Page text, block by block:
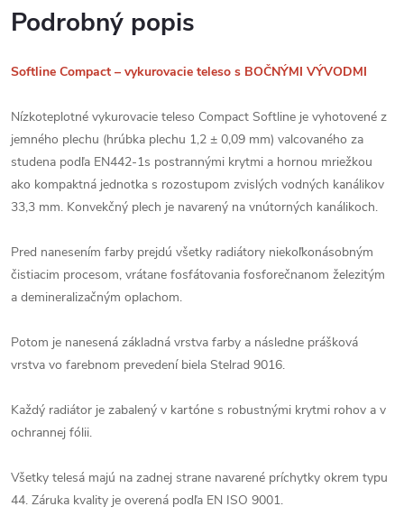
Podrobný popis
Softline Compact – vykurovacie teleso s BOČNÝMI VÝVODMI
Nízkoteplotné vykurovacie teleso Compact Softline je vyhotovené z
jemného plechu (hrúbka plechu 1,2 ± 0,09 mm) valcovaného za
studena podľa EN442-1s postrannými krytmi a hornou mriežkou
ako kompaktná jednotka s rozostupom zvislých vodných kanálikov
33,3 mm. Konvekčný plech je navarený na vnútorných kanálikoch.
Pred nanesením farby prejdú všetky radiátory niekoľkonásobným
čistiacim procesom, vrátane fosfátovania fosforečnanom železitým
a demineralizačným oplachom.
Potom je nanesená základná vrstva farby a následne prášková
vrstva vo farebnom prevedení biela Stelrad 9016.
Každý radiátor je zabalený v kartóne s robustnými krytmi rohov a v
ochrannej fólii.
Všetky telesá majú na zadnej strane navarené príchytky okrem typu
44. Záruka kvality je overená podľa EN ISO 9001.